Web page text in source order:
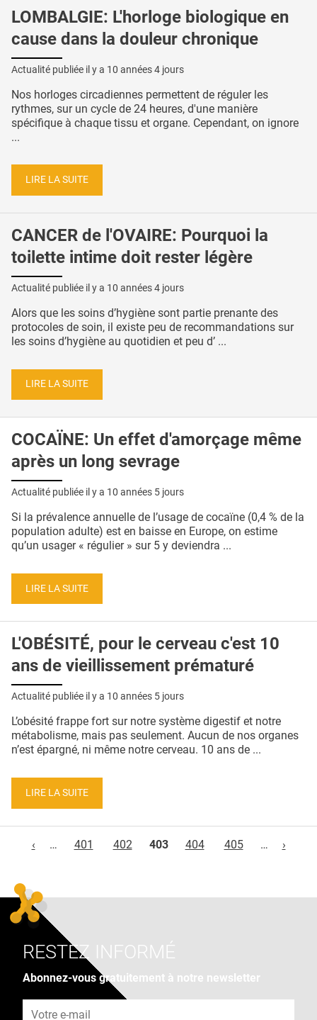
LOMBALGIE: L'horloge biologique en
cause dans la douleur chronique
Actualité publiée il y a 10 années 4 jours
Nos horloges circadiennes permettent de réguler les
rythmes, sur un cycle de 24 heures, d'une manière
spécifique à chaque tissu et organe. Cependant, on ignore
...
LIRE LA SUITE
CANCER de l'OVAIRE: Pourquoi la
toilette intime doit rester légère
Actualité publiée il y a 10 années 4 jours
Alors que les soins d’hygiène sont partie prenante des
protocoles de soin, il existe peu de recommandations sur
les soins d’hygiène au quotidien et peu d’ ...
LIRE LA SUITE
COCAÏNE: Un effet d'amorçage même
après un long sevrage
Actualité publiée il y a 10 années 5 jours
Si la prévalence annuelle de l’usage de cocaïne (0,4 % de la
population adulte) est en baisse en Europe, on estime
qu’un usager « régulier » sur 5 y deviendra ...
LIRE LA SUITE
L'OBÉSITÉ, pour le cerveau c'est 10
ans de vieillissement prématuré
Actualité publiée il y a 10 années 5 jours
L’obésité frappe fort sur notre système digestif et notre
métabolisme, mais pas seulement. Aucun de nos organes
n’est épargné, ni même notre cerveau. 10 ans de ...
LIRE LA SUITE
‹
… 401 402 403 404 405 … ›
RESTEZ INFORMÉ
Abonnez-vous gratuitement à notre newsletter